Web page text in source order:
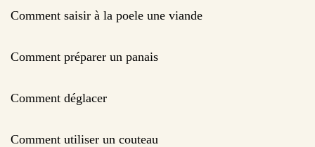
Comment saisir à la poele une viande
Comment préparer un panais
Comment déglacer
Comment utiliser un couteau